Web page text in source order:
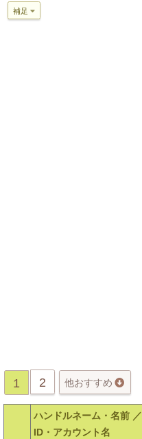
補足
1 2 他おすすめ
ハンドルネーム・名前 ／
ID・アカウント名